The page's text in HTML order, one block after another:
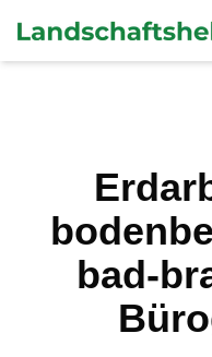
bad-